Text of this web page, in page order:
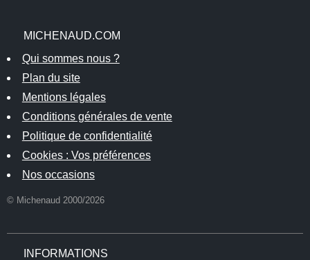
MICHENAUD.COM
Qui sommes nous ?
Plan du site
Mentions légales
Conditions générales de vente
Politique de confidentialité
Cookies : Vos préférences
Nos occasions
© Michenaud 2000/2026
INFORMATIONS